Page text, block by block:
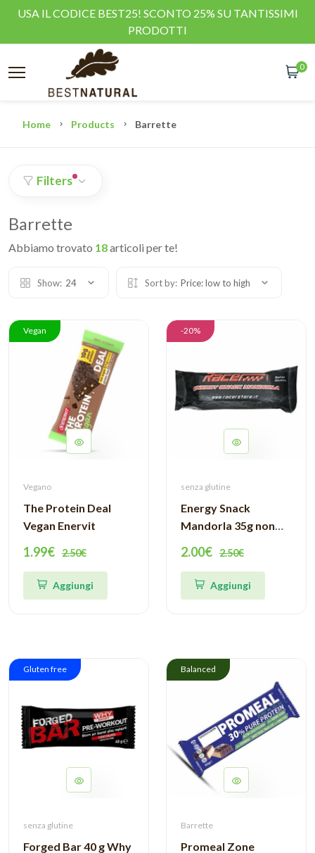
USA IL CODICE BEST25! SCONTO 25% SU TANTISSIMI
PRODOTTI
0
Home Products Barrette
Filters
Barrette
Abbiamo trovato 18articoli per te!
Show: 24 Sort by: Price: low to high
Vegan
Vegano
The Protein Deal
Vegan Enervit
1.99€ 2.50€
Aggiungi
-20%
senza glutine
Energy Snack
Mandorla 35g non
2.00€ 2.50€
Aggiungi
Gluten free
senza glutine
Forged Bar 40 g Why
Balanced
Barrette
Promeal Zone